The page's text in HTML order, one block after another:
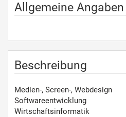
Allgemeine Angaben
Beschreibung
Medien-, Screen-, Webdesign
Softwareentwicklung
Wirtschaftsinformatik